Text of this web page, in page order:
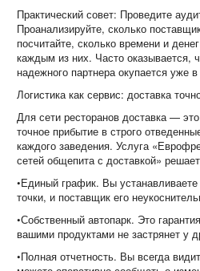
Практический совет: Проведите
Проанализируйте, сколько
посчитайте, сколько времени и
каждым из них. Часто оказывается,
надежного партнера окупается уже
Логистика как сервис: доставка
Для сети ресторанов доставка —
точное прибытие в строго
каждого заведения. Услуга
сетей общепита с доставкой»
•Единый график. Вы
точки, и поставщик его
•Собственный автопарк. Это
вашими продуктами не застрянет у
•Полная отчетность. Вы всегда